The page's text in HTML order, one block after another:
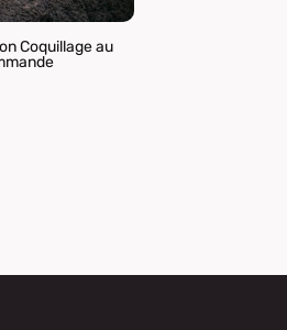
Coquillage au